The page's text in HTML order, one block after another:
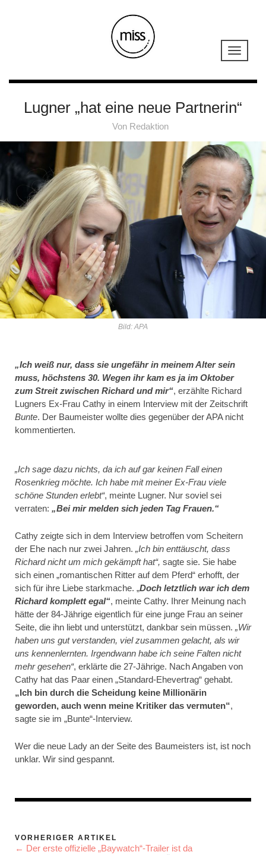
Lugner „hat eine neue Partnerin“
Von Redaktion
Bild: APA
„Ich weiß nur, dass sie ungefähr in meinem Alter sein
muss, höchstens 30. Wegen ihr kam es ja im Oktober
zum Streit zwischen Richard und mir“, erzählte Richard
Lugners Ex-Frau Cathy in einem Interview mit der Zeitschrift
Bunte. Der Baumeister wollte dies gegenüber der APA nicht
kommentierten.
„Ich sage dazu nichts, da ich auf gar keinen Fall einen
Rosenkrieg möchte. Ich habe mit meiner Ex-Frau viele
schöne Stunden erlebt“, meinte Lugner. Nur soviel sei
verraten: „Bei mir melden sich jeden Tag Frauen.“
Cathy zeigte sich in dem Interview betroffen vom Scheitern
der Ehe nach nur zwei Jahren. „Ich bin enttäuscht, dass
Richard nicht um mich gekämpft hat“, sagte sie. Sie habe
sich einen „romantischen Ritter auf dem Pferd“ erhofft, der
sich für ihre Liebe starkmache. „Doch letztlich war ich dem
Richard komplett egal“, meinte Cathy. Ihrer Meinung nach
hätte der 84-Jährige eigentlich für eine junge Frau an seiner
Seite, die ihn liebt und unterstützt, dankbar sein müssen. „Wir
haben uns gut verstanden, viel zusammen gelacht, als wir
uns kennenlernten. Irgendwann habe ich seine Falten nicht
mehr gesehen“, erklärte die 27-Jährige. Nach Angaben von
Cathy hat das Paar einen „Standard-Ehevertrag“ gehabt.
„Ich bin durch die Scheidung keine Millionärin
geworden, auch wenn meine Kritiker das vermuten“,
sagte sie im „Bunte“-Interview.
Wer die neue Lady an der Seite des Baumeisters ist, ist noch
unklar. Wir sind gespannt.
VORHERIGER ARTIKEL
← Der erste offizielle „Baywatch“-Trailer ist da